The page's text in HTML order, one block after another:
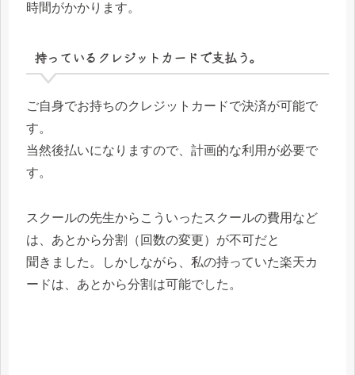
時間がかかります。
持っているクレジットカードで支払う。
ご自身でお持ちのクレジットカードで決済が可能で
す。
当然後払いになりますので、計画的な利用が必要で
す。
スクールの先生からこういったスクールの費用など
は、あとから分割（回数の変更）が不可だと
聞きました。しかしながら、私の持っていた楽天カ
ードは、あとから分割は可能でした。